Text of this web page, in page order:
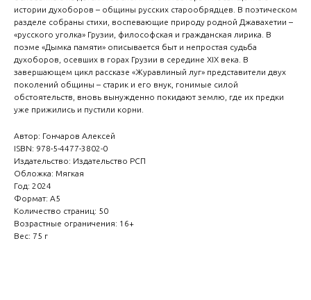
истории духоборов – общины русских старообрядцев. В поэтическом
разделе собраны стихи, воспевающие природу родной Джавахетии –
«русского уголка» Грузии, философская и гражданская лирика. В
поэме «Дымка памяти» описывается быт и непростая судьба
духоборов, осевших в горах Грузии в середине XIX века. В
завершающем цикл рассказе «Журавлиный луг» представители двух
поколений общины – старик и его внук, гонимые силой
обстоятельств, вновь вынужденно покидают землю, где их предки
уже прижились и пустили корни.
Автор: Гончаров Алексей
ISBN: 978-5-4477-3802-0
Издательство: Издательство РСП
Обложка: Мягкая
Год: 2024
Формат: А5
Количество страниц: 50
Возрастные ограничения: 16+
Вес: 75 г